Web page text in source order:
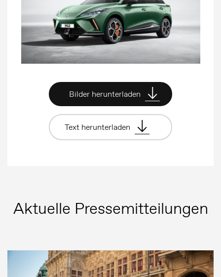
Bildergalerie
MG Motor
Bilder herunterladen
Text herunterladen
Aktuelle Pressemitteilungen